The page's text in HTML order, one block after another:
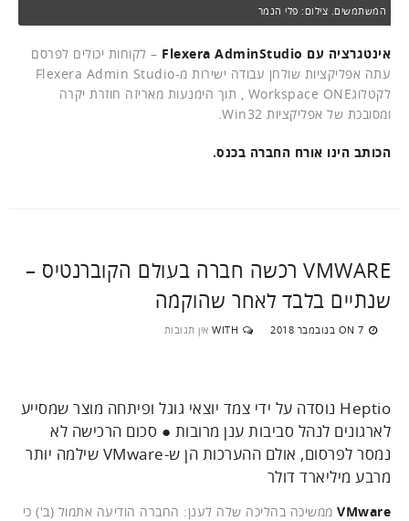
המשתמשים. צילום: פלי הנמר
אינטגרציה עם Flexera AdminStudio
– לקוחות יכולים לפרסם
עתה אפליקציות שולחן עבודה ישירות מ-Flexera Admin Studio
לקטלוגWorkspace ONE , תוך הימנעות מאריזה חוזרת יקרה
ומסובכת של אפליקציות Win32.
הכותב הינו אורח החברה בכנס.
VMWARE רכשה חברה בעולם הקוברנטיס –
שנתיים בלבד לאחר שהוקמה
ON 7 בנובמבר 2018 WITH אין תגובות
Heptio נוסדה על ידי צמד יוצאי גוגל ופיתחה מוצר שמסייע
לארגונים לנהל סביבות ענן מרובות ● סכום הרכישה לא
נמסר לפרסום, אולם ההערכות הן ש-VMware שילמה יותר
מרבע מיליארד דולר
VMware ממשיכה בהליכה שלה לענן: החברה הודיעה אתמול (ב') כי